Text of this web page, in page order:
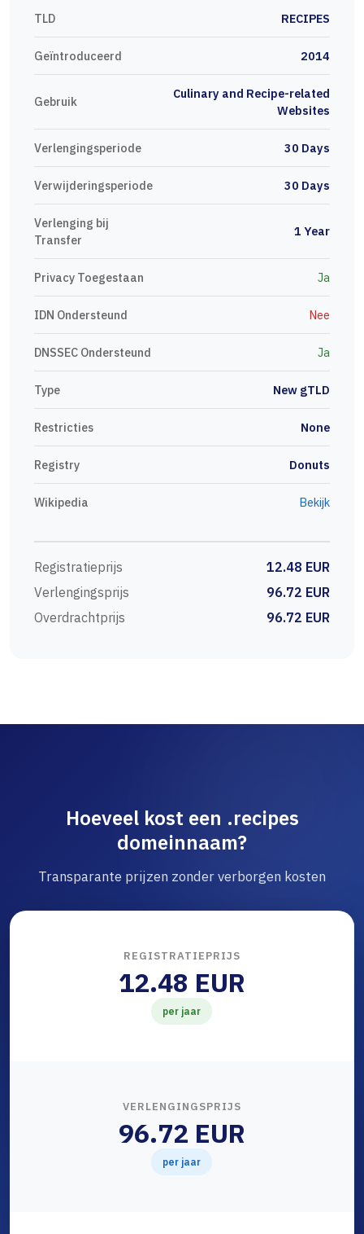
TLD RECIPES
Geïntroduceerd 2014
Gebruik
Culinary and Recipe-related
Websites
Verlengingsperiode 30 Days
Verwijderingsperiode 30 Days
Verlenging bij
Transfer
1 Year
Privacy Toegestaan Ja
IDN Ondersteund Nee
DNSSEC Ondersteund Ja
Type New gTLD
Restricties None
Registry Donuts
Wikipedia Bekijk
Registratieprijs
12.48 EUR
Verlengingsprijs
96.72 EUR
Overdrachtprijs
96.72 EUR
Hoeveel kost een .recipes
domeinnaam?
Transparante prijzen zonder verborgen kosten
REGISTRATIEPRIJS
12.48 EUR
per jaar
VERLENGINGSPRIJS
96.72 EUR
per jaar